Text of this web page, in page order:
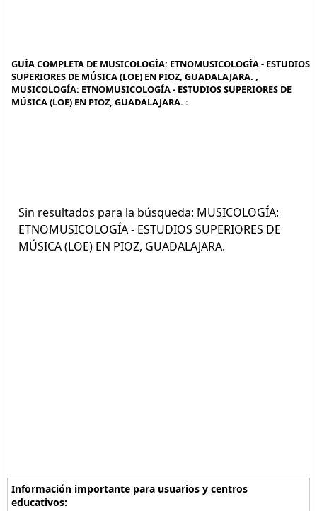
GUÍA COMPLETA DE MUSICOLOGÍA: ETNOMUSICOLOGÍA - ESTUDIOS
SUPERIORES DE MÚSICA (LOE) EN PIOZ, GUADALAJARA. ,
MUSICOLOGÍA: ETNOMUSICOLOGÍA - ESTUDIOS SUPERIORES DE
MÚSICA (LOE) EN PIOZ, GUADALAJARA. :
Sin resultados para la búsqueda: MUSICOLOGÍA:
ETNOMUSICOLOGÍA - ESTUDIOS SUPERIORES DE
MÚSICA (LOE) EN PIOZ, GUADALAJARA.
Información importante para usuarios y centros
educativos: